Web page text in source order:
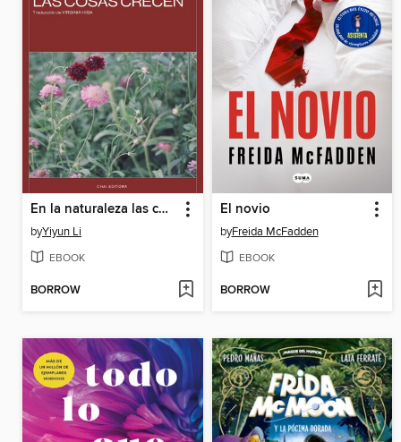
En la naturaleza las cosas crecen
byYiyun Li
EBOOK
BORROW
El novio
byFreida McFadden
EBOOK
BORROW